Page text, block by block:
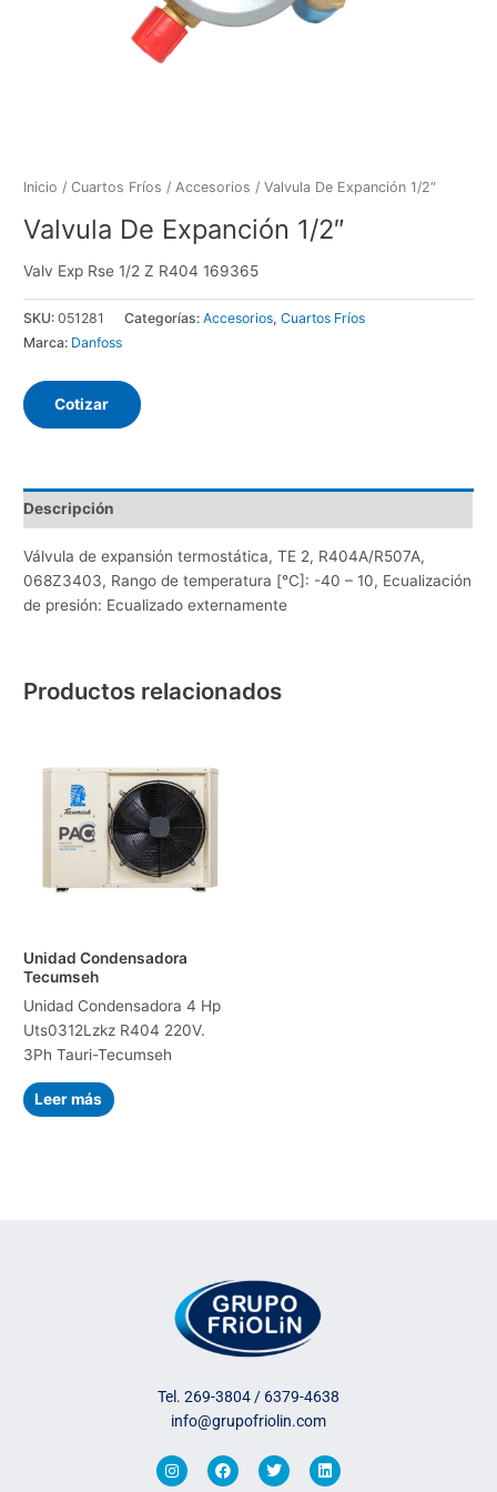
Inicio /Cuartos Fríos /Accesorios / Valvula De Expanción 1/2″
Valvula De Expanción 1/2″
Valv Exp Rse 1/2 Z R404 169365
SKU:051281 Categorías:Accesorios,Cuartos Fríos
Marca: Danfoss
Cotizar
Descripción
Válvula de expansión termostática, TE 2, R404A/R507A,
068Z3403, Rango de temperatura [°C]: -40 – 10, Ecualización
de presión: Ecualizado externamente
Productos relacionados
Unidad Condensadora
Tecumseh
Unidad Condensadora 4 Hp
Uts0312Lzkz R404 220V.
3Ph Tauri-Tecumseh
Leer más
Tel. 269-3804 / 6379-4638
info@grupofriolin.com
I
n
F
a
T
w
L
i